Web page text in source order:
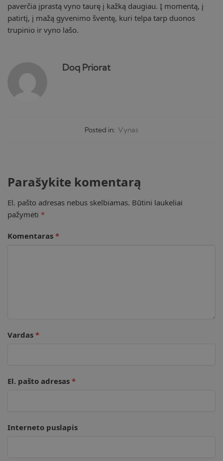
paverčia įprastą vyno taurę į kažką daugiau. Į momentą, į
patirtį, į mažą gyvenimo šventę, kuri telpa tarp duonos
trupinio ir vyno lašo.
Doq Priorat
Posted in: Vynas
Parašykite komentarą
El. pašto adresas nebus skelbiamas. Būtini laukeliai
pažymėti *
Komentaras *
Vardas *
El. pašto adresas *
Interneto puslapis